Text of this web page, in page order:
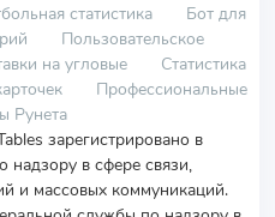
статистика
Бот для
Пользовательское
на угловые
Статистика
Профессиональные
Рунета
зарегистрировано в
надзору в сфере связи,
и массовых коммуникаций.